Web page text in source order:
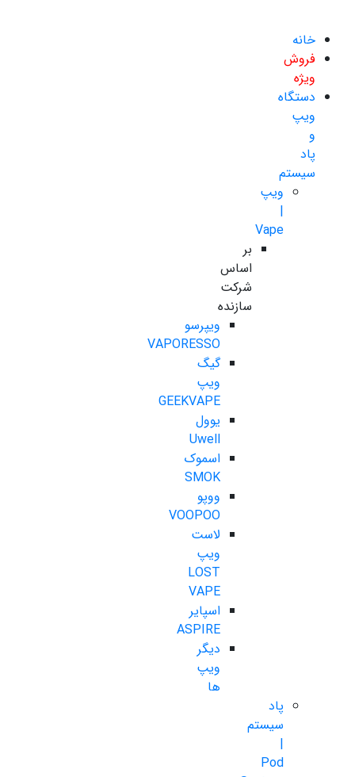
خانه
فروش
ویژه
دستگاه
ویپ
و
پاد
سیستم
ویپ
|
Vape
بر
اساس
شرکت
سازنده
ویپرسو
VAPORESSO
گیگ
ویپ
GEEKVAPE
یوول
Uwell
اسموک
SMOK
ووپو
VOOPOO
لاست
ویپ
LOST
VAPE
اسپایر
ASPIRE
دیگر
ویپ
ها
پاد
سیستم
|
Pod